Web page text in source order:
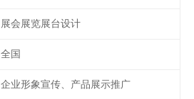
展会展览展台设计
全国
企业形象宣传、产品展示推广